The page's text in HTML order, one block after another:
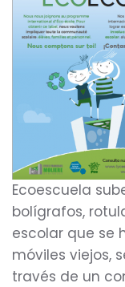
Ecoescuela
bolígrafos,
escolar que se
móviles viejos,
través de un